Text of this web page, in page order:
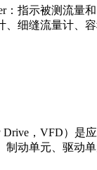
：指示被测流量
、细缝流量计、
Drive，VFD）
动单元、驱动